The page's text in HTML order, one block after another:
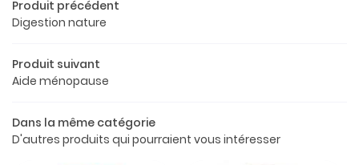
Accueil
boutique
produits
Avis
Restez
Produit précédent
Digestion nature
Produit suivant
Aide ménopause
Dans la même catégorie
D'autres produits qui pourraient vous intéresser